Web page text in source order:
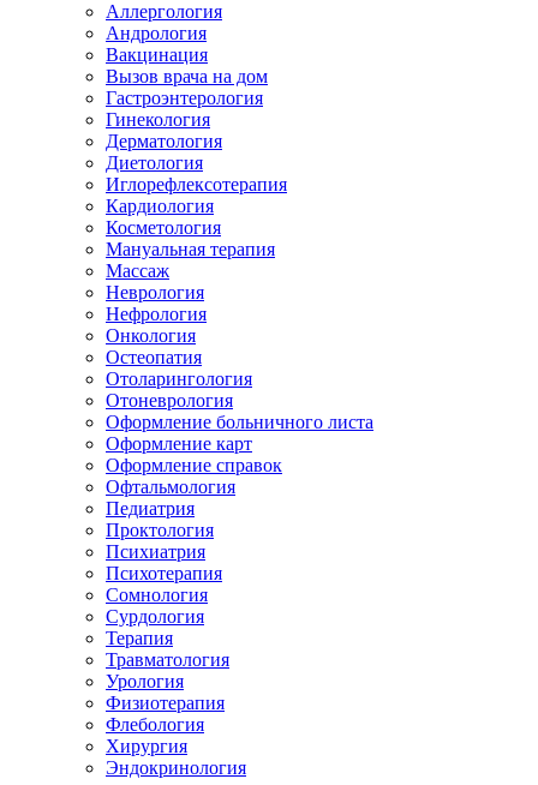
Аллергология
Андрология
Вакцинация
Вызов врача на дом
Гастроэнтерология
Гинекология
Дерматология
Диетология
Иглорефлексотерапия
Кардиология
Косметология
Мануальная терапия
Массаж
Неврология
Нефрология
Онкология
Остеопатия
Отоларингология
Отоневрология
Оформление больничного листа
Оформление карт
Оформление справок
Офтальмология
Педиатрия
Проктология
Психиатрия
Психотерапия
Сомнология
Сурдология
Терапия
Травматология
Урология
Физиотерапия
Флебология
Хирургия
Эндокринология